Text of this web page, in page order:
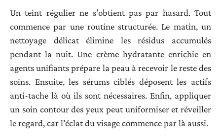
Un teint régulier ne s’obtient pas par hasard. Tout
commence par une routine structurée. Le matin, un
nettoyage délicat élimine les résidus accumulés
pendant la nuit. Une crème hydratante enrichie en
agents unifiants prépare la peau à recevoir le reste des
soins. Ensuite, les sérums ciblés déposent les actifs
anti-tache là où ils sont nécessaires. Enfin, appliquer
un soin contour des yeux peut uniformiser et réveiller
le regard, car l’éclat du visage commence par là aussi.